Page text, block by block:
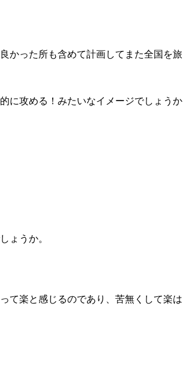
かった所も含めて計画してまた全国を旅
に攻める！みたいなイメージでしょうか
ょうか。
て楽と感じるのであり、苦無くして楽は